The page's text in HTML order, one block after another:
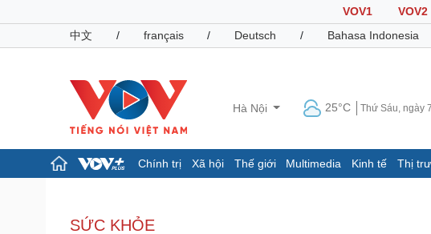
VOV1 VOV2
中文
/ français / Deutsch / Bahasa Indonesia
Hà Nội 25°C Thứ Sáu, ngày
Chính trị Xã hội Thế giới Multimedia Kinh tế Thị
Đảng
SỨC KHỎE